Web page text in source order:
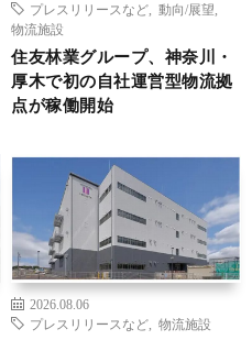
プレスリリースなど
動向/展望
物流施設
住友林業グループ、神奈川・
厚木で初の自社運営型物流拠
点が稼働開始
2026.08.06
プレスリリースなど
物流施設